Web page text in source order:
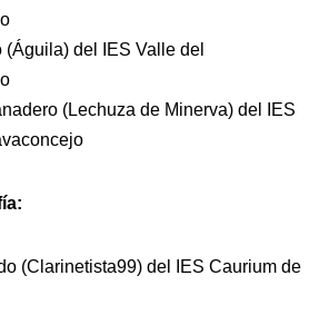
del IES Valle del
(Lechuza de Minerva) del IES
(Clarinetista99) del IES Caurium de